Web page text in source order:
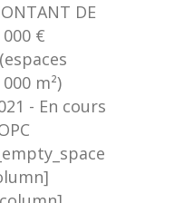
DE
€
m²)
- En cours